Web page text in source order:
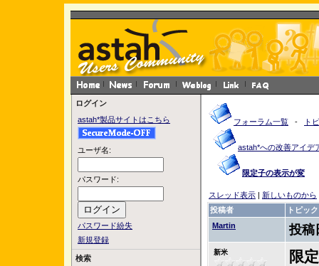
ログイン
astah*製品サイトはこちら
ユーザ名:
パスワード:
パスワード紛失
新規登録
検索
フォーラム一覧 - ト
astah*への改善アイデ
限定子の表示が変
スレッド表示 | 新しいものから
投稿者
トピック
Martin
投
新米
限